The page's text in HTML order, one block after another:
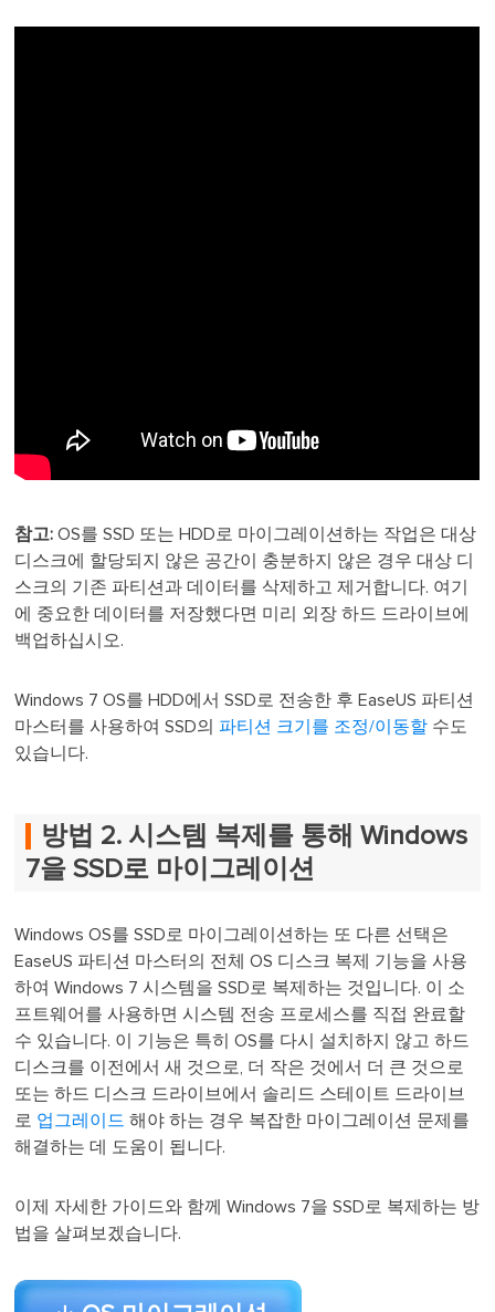
참고: OS를 SSD 또는 HDD로 마이그레이션하는 작업은 대상
디스크에 할당되지 않은 공간이 충분하지 않은 경우 대상 디
스크의 기존 파티션과 데이터를 삭제하고 제거합니다. 여기
에 중요한 데이터를 저장했다면 미리 외장 하드 드라이브에
백업하십시오.
Windows 7 OS를 HDD에서 SSD로 전송한 후 EaseUS 파티션
마스터를 사용하여 SSD의 파티션 크기를 조정/이동할 수도
있습니다.
방법 2. 시스템 복제를 통해 Windows
7을 SSD로 마이그레이션
Windows OS를 SSD로 마이그레이션하는 또 다른 선택은
EaseUS 파티션 마스터의 전체 OS 디스크 복제 기능을 사용
하여 Windows 7 시스템을 SSD로 복제하는 것입니다. 이 소
프트웨어를 사용하면 시스템 전송 프로세스를 직접 완료할
수 있습니다. 이 기능은 특히 OS를 다시 설치하지 않고 하드
디스크를 이전에서 새 것으로, 더 작은 것에서 더 큰 것으로
또는 하드 디스크 드라이브에서 솔리드 스테이트 드라이브
로 업그레이드 해야 하는 경우 복잡한 마이그레이션 문제를
해결하는 데 도움이 됩니다.
이제 자세한 가이드와 함께 Windows 7을 SSD로 복제하는 방
법을 살펴보겠습니다.